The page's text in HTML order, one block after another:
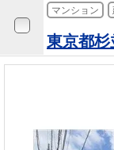
マンション
東京都杉